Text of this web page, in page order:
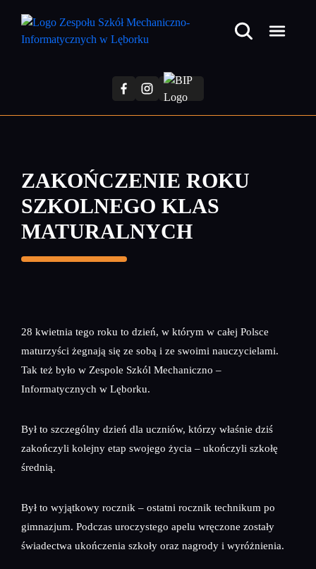
treści
ZAKOŃCZENIE ROKU
SZKOLNEGO KLAS
MATURALNYCH
28 kwietnia tego roku to dzień, w którym w całej Polsce
maturzyści żegnają się ze sobą i ze swoimi nauczycielami.
Tak też było w Zespole Szkól Mechaniczno –
Informatycznych w Lęborku.
Był to szczególny dzień dla uczniów, którzy właśnie dziś
zakończyli kolejny etap swojego życia – ukończyli szkołę
średnią.
Był to wyjątkowy rocznik – ostatni rocznik technikum po
gimnazjum. Podczas uroczystego apelu wręczone zostały
świadectwa ukończenia szkoły oraz nagrody i wyróżnienia.